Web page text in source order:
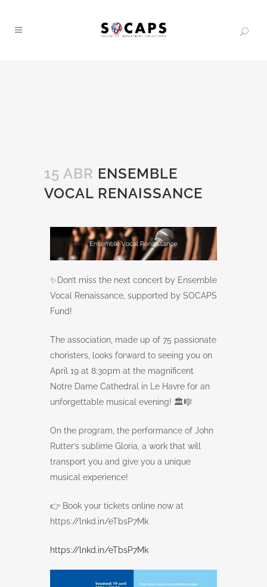
15 ABR ENSEMBLE
VOCAL RENAISSANCE
✨Don’t miss the next concert by Ensemble
Vocal Renaissance, supported by SOCAPS
Fund!
The association, made up of 75 passionate
choristers, looks forward to seeing you on
April 19 at 8:30pm at the magnificent
Notre Dame Cathedral in Le Havre for an
unforgettable musical evening! 🏛️🎼
On the program, the performance of John
Rutter’s sublime Gloria, a work that will
transport you and give you a unique
musical experience!
👉 Book your tickets online now at
https://lnkd.in/eTbsP7Mk
https://lnkd.in/eTbsP7Mk